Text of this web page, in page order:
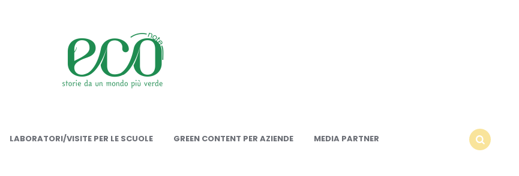
LABORATORI/VISITE PER LE SCUOLE GREEN CONTENT PER AZIENDE
MEDIA PARTNER